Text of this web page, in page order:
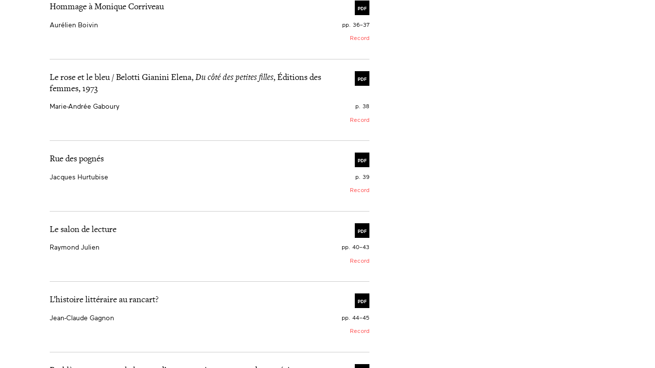
PDF
Hommage à Monique Corriveau
Aurélien Boivin
pp. 36–37
Record
PDF
Le rose et le bleu / Belotti Gianini Elena, Du côté des petites filles, Éditions des
femmes, 1973
Marie-Andrée Gaboury
p. 38
Record
PDF
Rue des pognés
Jacques Hurtubise
p. 39
Record
PDF
Le salon de lecture
Raymond Julien
pp. 40–43
Record
PDF
L’histoire littéraire au rancart?
Jean-Claude Gagnon
pp. 44–45
Record